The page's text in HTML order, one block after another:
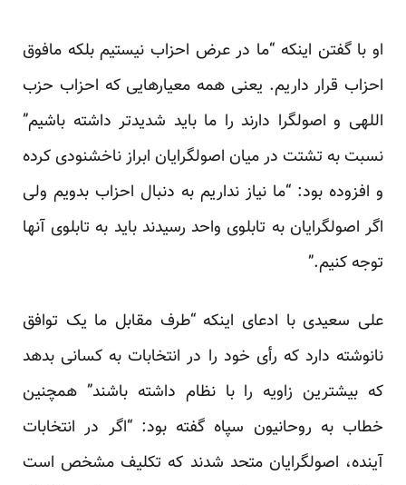
او با گفتن اینکه “ما در عرض احزاب نیستیم بلکه مافوق
احزاب قرار داریم. یعنی همه معیارهایی که احزاب حزب
اللهی و اصولگرا دارند را ما باید شدیدتر داشته باشیم”
نسبت به تشتت در میان اصولگرایان ابراز ناخشنودی کرده
و افزوده بود: “ما نیاز نداریم به دنبال احزاب بدویم ولی
اگر اصولگرایان به تابلوی واحد رسیدند باید به تابلوی آنها
توجه کنیم.”
علی سعیدی با ادعای اینکه “طرف مقابل ما یک توافق
نانوشته دارد که رأی خود را در انتخابات به کسانی بدهد
که بیشترین زاویه را با نظام داشته باشند” همچنین
خطاب به روحانیون سپاه گفته بود: “اگر در انتخابات
آینده، اصولگرایان متحد شدند که تکلیف مشخص است